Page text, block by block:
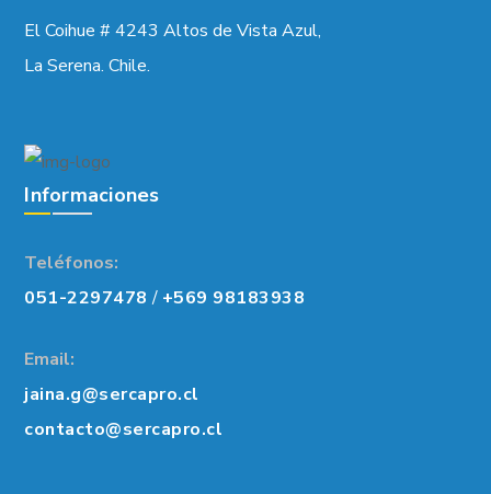
El Coihue # 4243 Altos de Vista Azul,
La Serena. Chile.
Informaciones
Teléfonos:
051-2297478 / +569 98183938
Email:
jaina.g@sercapro.cl
contacto@sercapro.cl